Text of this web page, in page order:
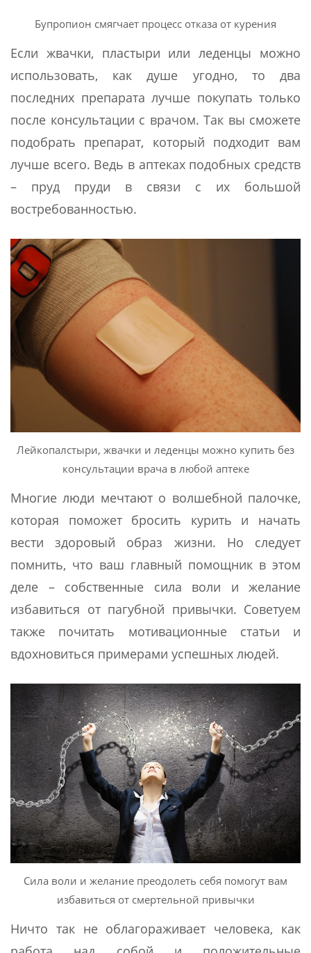
Бупропион смягчает процесс отказа от курения
Если жвачки, пластыри или леденцы можно
использовать, как душе угодно, то два
последних препарата лучше покупать только
после консультации с врачом. Так вы сможете
подобрать препарат, который подходит вам
лучше всего. Ведь в аптеках подобных средств
– пруд пруди в связи с их большой
востребованностью.
Лейкопалстыри, жвачки и леденцы можно купить без
консультации врача в любой аптеке
Многие люди мечтают о волшебной палочке,
которая поможет бросить курить и начать
вести здоровый образ жизни. Но следует
помнить, что ваш главный помощник в этом
деле – собственные сила воли и желание
избавиться от пагубной привычки. Советуем
также почитать мотивационные статьи и
вдохновиться примерами успешных людей.
Сила воли и желание преодолеть себя помогут вам
избавиться от смертельной привычки
Ничто так не облагораживает человека, как